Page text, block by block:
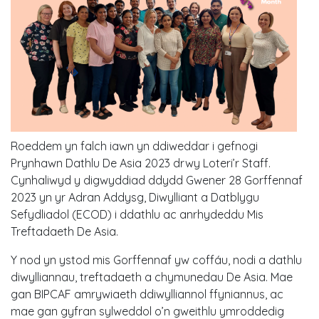
Roeddem yn falch iawn yn ddiweddar i gefnogi
Prynhawn Dathlu De Asia 2023 drwy Loteri’r Staff.
Cynhaliwyd y digwyddiad ddydd Gwener 28 Gorffennaf
2023 yn yr Adran Addysg, Diwylliant a Datblygu
Sefydliadol (ECOD) i ddathlu ac anrhydeddu Mis
Treftadaeth De Asia.
Y nod yn ystod mis Gorffennaf yw coffáu, nodi a dathlu
diwylliannau, treftadaeth a chymunedau De Asia. Mae
gan BIPCAF amrywiaeth ddiwylliannol ffyniannus, ac
mae gan gyfran sylweddol o’n gweithlu ymroddedig